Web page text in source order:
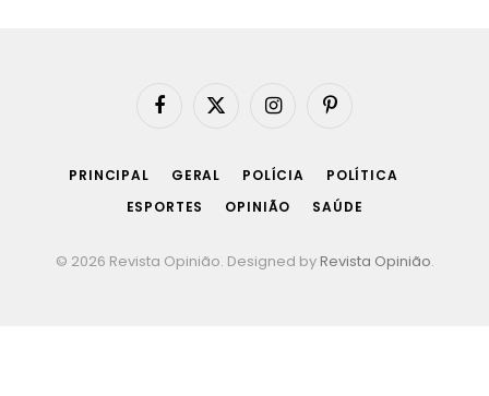
Facebook
X
InstagramPinterest
PRINCIPAL GERAL POLÍCIA
POLÍTICA
ESPORTES
OPINIÃO SAÚDE
© 2026 Revista Opinião. Designed by Revista Opinião.